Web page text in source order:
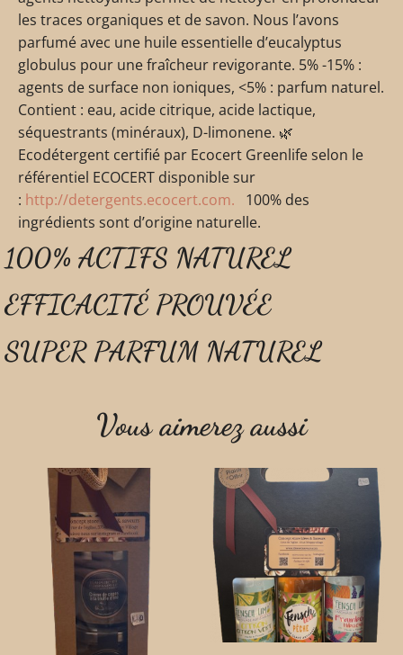
les traces organiques et de savon. Nous l’avons
parfumé avec une huile essentielle d’eucalyptus
globulus pour une fraîcheur revigorante. 5% -15% :
agents de surface non ioniques, <5% : parfum naturel.
Contient : eau, acide citrique, acide lactique,
séquestrants (minéraux), D-limonene. 🌿
Ecodétergent certifié par Ecocert Greenlife selon le
référentiel ECOCERT disponible sur
: http://detergents.ecocert.com. 100% des
ingrédients sont d’origine naturelle.
100% ACTIFS NATUREL
EFFICACITÉ PROUVÉE
SUPER PARFUM NATUREL
Vous aimerez aussi